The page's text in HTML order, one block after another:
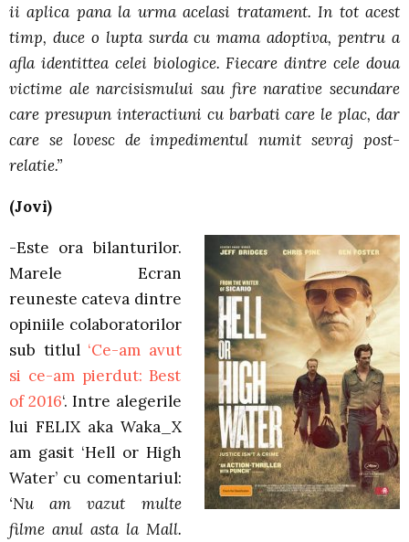
ii aplica pana la urma acelasi tratament. In tot acest
timp, duce o lupta surda cu mama adoptiva, pentru a
afla identittea celei biologice. Fiecare dintre cele doua
victime ale narcisismului sau fire narative secundare
care presupun interactiuni cu barbati care le plac, dar
care se lovesc de impedimentul numit sevraj post-
relatie.”
(Jovi)
-Este ora bilanturilor.
Marele Ecran
reuneste cateva dintre
opiniile colaboratorilor
sub titlul ‘Ce-am avut
si ce-am pierdut: Best
of 2016‘. Intre alegerile
lui FELIX aka Waka_X
am gasit ‘Hell or High
Water’ cu comentariul:
‘Nu am vazut multe
filme anul asta la Mall.